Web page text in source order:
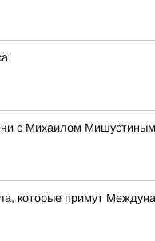
с Михаилом Мишустиным
которые примут